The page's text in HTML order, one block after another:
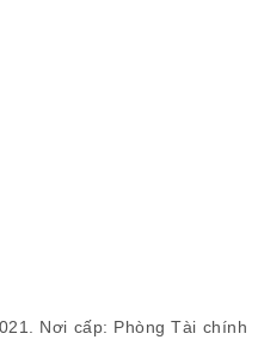
Nơi cấp: Phòng Tài chính